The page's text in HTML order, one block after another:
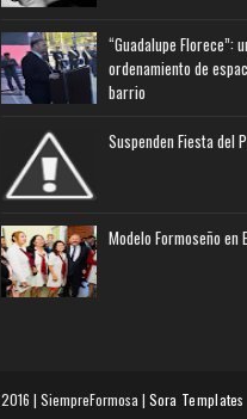
“Guadalupe Florece”:
ordenamiento de
barrio
Suspenden Fiesta del
Modelo Formoseño en
2016 | SiempreFormosa | Sora Templates